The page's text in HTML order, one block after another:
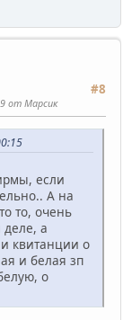
#8
от Марсик
если
А на
то, очень
а
квитанции о
и белая зп
о